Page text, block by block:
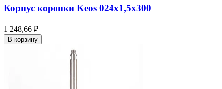
Корпус коронки Keos 024x1,5x300
1 248,66 ₽
В корзину